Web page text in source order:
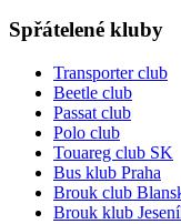
Spřátelené kluby
Transporter club
Beetle club
Passat club
Polo club
Touareg club SK
Bus klub Praha
Brouk club
Brouk klub